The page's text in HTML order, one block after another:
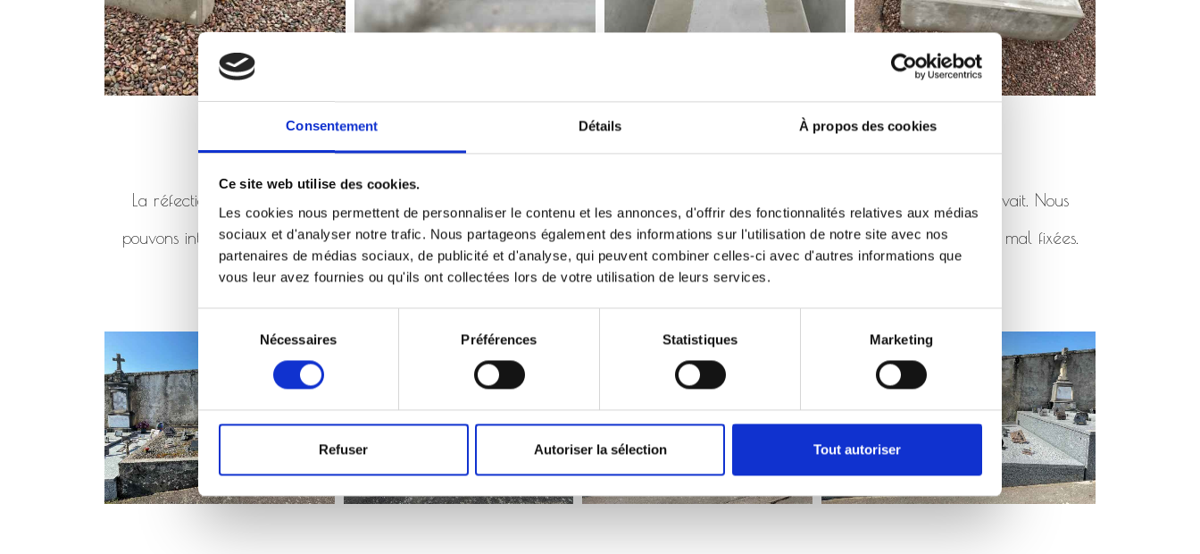
Consentement Détails À propos des cookies
Ce site web utilise des cookies.
Les cookies nous permettent de personnaliser le contenu et les annonces, d'offrir des fonctionnalités relatives aux médias
sociaux et d'analyser notre trafic. Nous partageons également des informations sur l'utilisation de notre site avec nos
partenaires de médias sociaux, de publicité et d'analyse, qui peuvent combiner celles-ci avec d'autres informations que
vous leur avez fournies ou qu'ils ont collectées lors de votre utilisation de leurs services.
consentement
Nécessaires Préférences Statistiques Marketing
Refuser Autoriser la sélection Tout autoriser
Réfection de monuments
La réfection de monument consiste à remettre au goût du jour un monument qui parfois n’a pas été posé comme il se devait. Nous
pouvons intervenir en réfection de monument pour un très grand nombre de demandes. Plaques de rhabillages cassées ou mal fixées.
Monument qui s’affaisse, bordure en béton fissuré etc.